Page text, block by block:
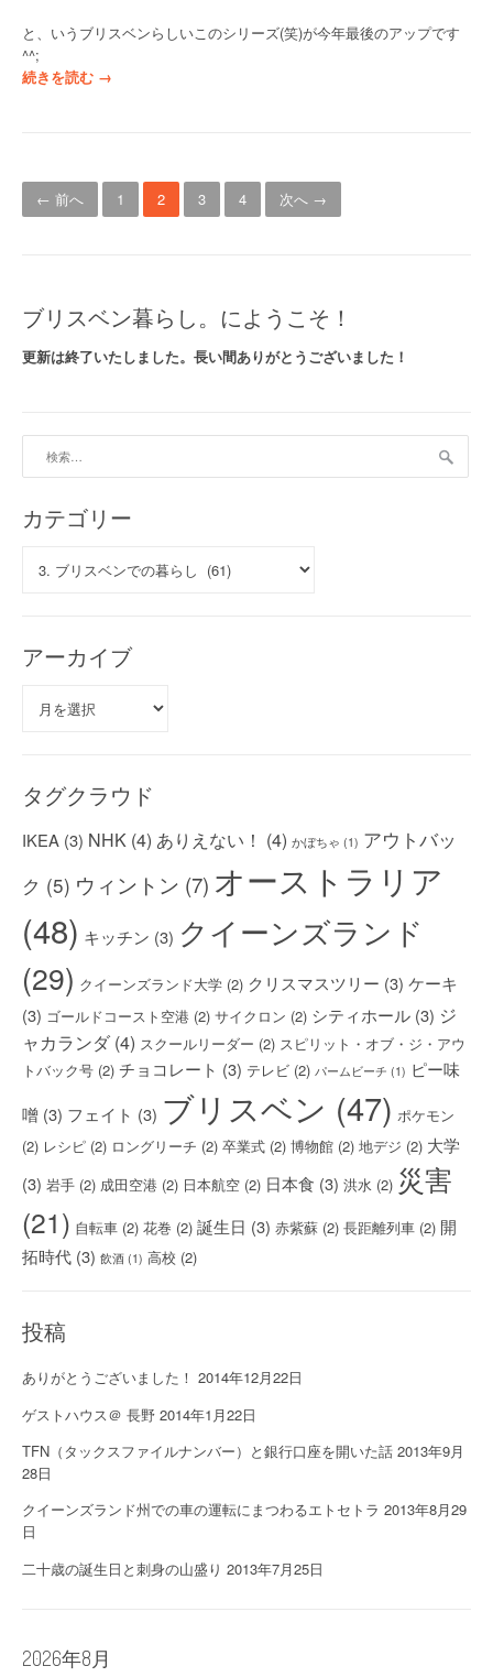
と、いうブリスベンらしいこのシリーズ(笑)が今年最後のアップです
^^;
続きを読む “
い
Д
*
→
投
稿
ビ
ゲ
シ
ョ
ン
← 前へ 1 2 3 4 次へ →
ブリスベン暮らし。にようこそ！
更新は終了いたしました。長い間ありがとうございました！
カテゴリー
アーカイブ
タグクラウド
IKEA (3) NHK (4) ありえない！ (4) かぼちゃ (1) アウトバッ
ク (5) ウィントン (7) オーストラリア
(48) キッチン (3) クイーンズランド
(29) クイーンズランド大学 (2) クリスマスツリー (3) ケーキ
(3) ゴールドコースト空港 (2) サイクロン (2) シティホール (3) ジ
ャカランダ (4) スクールリーダー (2) スピリット・オブ・ジ・アウ
トバック号 (2) チョコレート (3) テレビ (2) パームビーチ (1) ピー味
噌 (3) フェイト (3) ブリスベン (47) ポケモン
(2) レシピ (2) ロングリーチ (2) 卒業式 (2) 博物館 (2) 地デジ (2) 大学
(3) 岩手 (2) 成田空港 (2) 日本航空 (2) 日本食 (3) 洪水 (2) 災害
(21) 自転車 (2) 花巻 (2) 誕生日 (3) 赤紫蘇 (2) 長距離列車 (2) 開
拓時代 (3) 飲酒 (1) 高校 (2)
投稿
ありがとうございました！ 2014年12月22日
ゲストハウス＠ 長野 2014年1月22日
TFN（タックスファイルナンバー）と銀行口座を開いた話 2013年9月
28日
クイーンズランド州での車の運転にまつわるエトセトラ 2013年8月29
日
二十歳の誕生日と刺身の山盛り 2013年7月25日
2026年8月